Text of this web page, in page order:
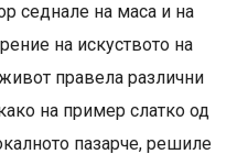
седнале на маса и на
на искуството на
правела различни
на пример слатко од
пазарче, решиле